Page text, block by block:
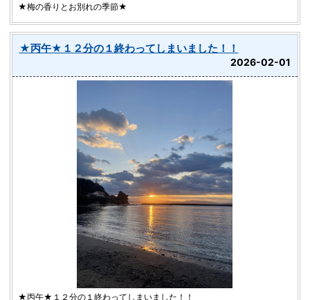
★梅の香りとお別れの季節★
★丙午★１２分の１終わってしまいました！！
2026-02-01
★丙午★１２分の１終わってしまいました！！